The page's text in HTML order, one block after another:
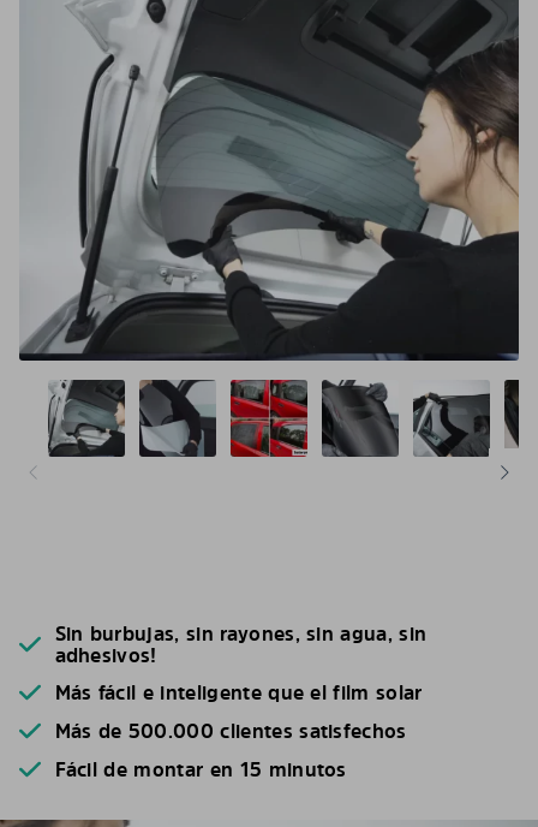
Sin burbujas, sin rayones, sin agua, sin
adhesivos!
Más fácil e inteligente que el film solar
Más de 500.000 clientes satisfechos
Fácil de montar en 15 minutos